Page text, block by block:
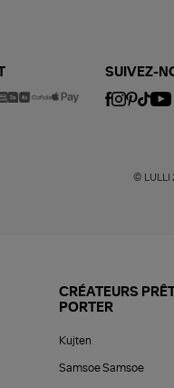
SUIVEZ-
© LULLI
CRÉATEURS
PORTER
Kujten
Samsoe Samsoe